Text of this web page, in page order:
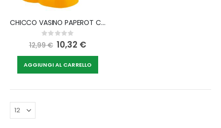
CHICCO VASINO PAPEROT CON CONTENITORE
Rating:
0%
12,99 € Special
Price
10,32 €
AGGIUNGI AL CARRELLO